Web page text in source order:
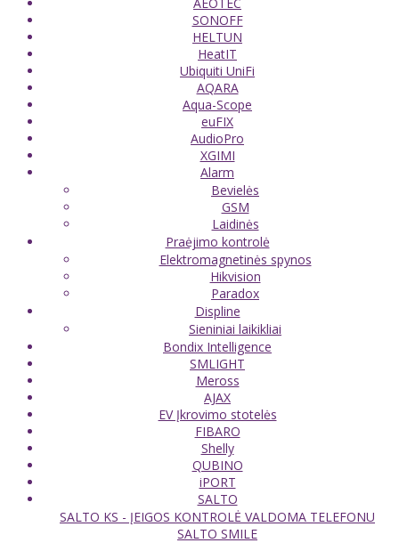
SONOFF
HELTUN
HeatIT
Ubiquiti UniFi
AQARA
Aqua-Scope
euFIX
AudioPro
XGIMI
Alarm
Bevielės
GSM
Laidinės
Praėjimo kontrolė
Elektromagnetinės spynos
Hikvision
Paradox
Displine
Sieniniai laikikliai
Bondix Intelligence
SMLIGHT
Meross
AJAX
EV Įkrovimo stotelės
FIBARO
Shelly
QUBINO
iPORT
SALTO
SALTO KS - ĮEIGOS KONTROLĖ VALDOMA TELEFONU
SALTO SMILE